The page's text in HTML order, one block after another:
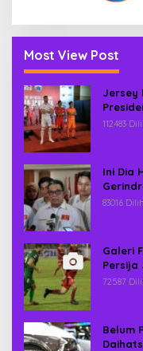
Most View Post
Jersey
112483
Ini Dia
83016
Galeri
72587
Belum